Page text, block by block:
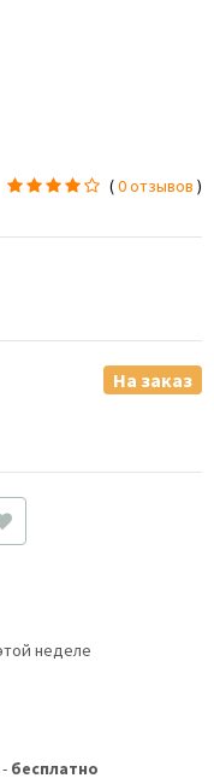
(0 отзывов )
На заказ
неделе
бесплатно